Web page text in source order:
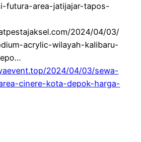
futura-area-jatijajar-tapos-
2024/04/03/
acrylic-wilayah-kalibaru-
2024/04/03/sewa-
cinere-kota-depok-harga-